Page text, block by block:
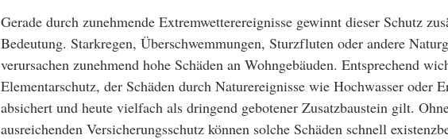
Gerade durch zunehmende Extremwetterereignisse gewinnt dieser Schutz
Bedeutung. Starkregen, Überschwemmungen, Sturzfluten oder andere
verursachen zunehmend hohe Schäden an Wohngebäuden. Entsprechend
Elementarschutz, der Schäden durch Naturereignisse wie Hochwasser oder
absichert und heute vielfach als dringend gebotener Zusatzbaustein gilt.
ausreichenden Versicherungsschutz können solche Schäden schnell